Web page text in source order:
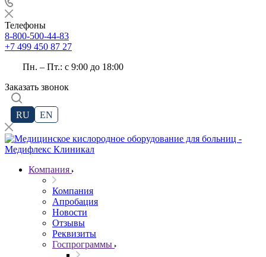
Телефоны
8-800-500-44-83
+7 499 450 87 27
Пн. – Пт.: с 9:00 до 18:00
Заказать звонок
RU EN
Компания
Компания
Апробация
Новости
Отзывы
Реквизиты
Госпрограммы